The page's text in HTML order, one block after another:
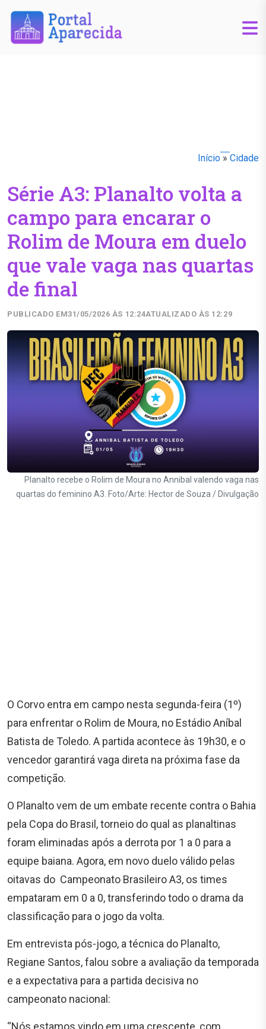
Início » Cidade
Série A3: Planalto volta a
campo para encarar o
Rolim de Moura em duelo
que vale vaga nas quartas
de final
PUBLICADO EM31/05/2026 ÀS 12:24ATUALIZADO ÀS 12:29
Planalto recebe o Rolim de Moura no Annibal valendo vaga nas
quartas do feminino A3. Foto/Arte: Hector de Souza / Divulgação
O Corvo entra em campo nesta segunda-feira (1º)
para enfrentar o Rolim de Moura, no Estádio Aníbal
Batista de Toledo. A partida acontece às 19h30, e o
vencedor garantirá vaga direta na próxima fase da
competição.
O Planalto vem de um embate recente contra o Bahia
pela Copa do Brasil, torneio do qual as planaltinas
foram eliminadas após a derrota por 1 a 0 para a
equipe baiana. Agora, em novo duelo válido pelas
oitavas do Campeonato Brasileiro A3, os times
empataram em 0 a 0, transferindo todo o drama da
classificação para o jogo da volta.
Em entrevista pós-jogo, a técnica do Planalto,
Regiane Santos, falou sobre a avaliação da temporada
e a expectativa para a partida decisiva no
campeonato nacional:
“Nós estamos vindo em uma crescente, com